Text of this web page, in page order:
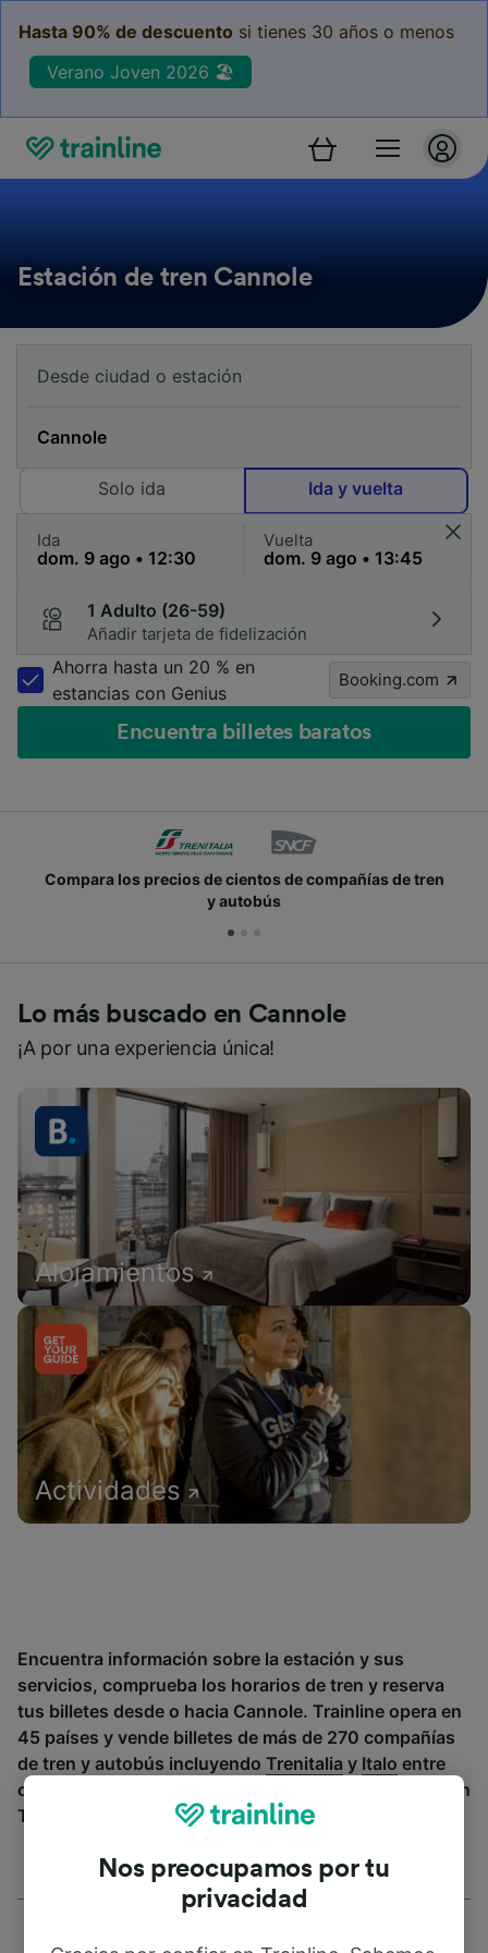
Hasta 90% de descuento si tienes 30 años o menos
Verano Joven 2026 🏖️
Estación de tren Cannole
Solo ida Ida y vuelta
Ida Vuelta
1 Adulto (26-59)
Añadir tarjeta de fidelización
Ahorra hasta un 20 % en
estancias con Genius
Booking.com
Encuentra billetes baratos
Compara los precios de cientos de compañías de tren
y autobús
Lo más buscado en Cannole
¡A por una experiencia única!
Alojamientos
Actividades
Encuentra información sobre la estación y sus
servicios, comprueba los horarios de tren y reserva
tus billetes desde o hacia Cannole. Trainline opera en
45 países y vende billetes de más de 270 compañías
de tren y autobús incluyendo Trenitalia y Italo entre
otras. Descubre a dónde puedes ir desde Cannole con
Trainline.
Nos preocupamos por tu
privacidad